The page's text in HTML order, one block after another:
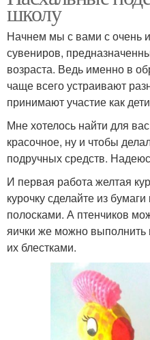
школу
Начнем мы с вами с очень
сувениров,
возраста. Ведь именно в
чаще всего устраивают
принимают участие как
Мне хотелось найти для
красочное, ну и чтобы
подручных средств.
И первая работа желтая
курочку сделайте из
полосками. А птенчиков
яички же можно выполнить
их блестками.